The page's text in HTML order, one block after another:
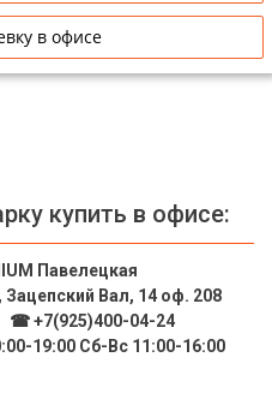
в офисе
купить в офисе:
Павелецкая
Вал, 14 оф. 208
☎ +7(925)400-04-24
19:00 Сб-Вс 11:00-16:00